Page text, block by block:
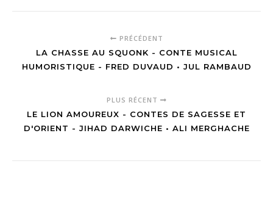
PRÉCÉDENT
LA CHASSE AU SQUONK - CONTE MUSICAL
HUMORISTIQUE - FRED DUVAUD • JUL RAMBAUD
PLUS RÉCENT
LE LION AMOUREUX - CONTES DE SAGESSE ET
D'ORIENT - JIHAD DARWICHE • ALI MERGHACHE